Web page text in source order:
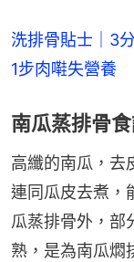
洗排骨貼士｜3
1步肉嚡失營養
南瓜蒸排骨
高纖的南瓜，去
連同瓜皮去煮，
瓜蒸排骨外，部
熟，是為南瓜燜